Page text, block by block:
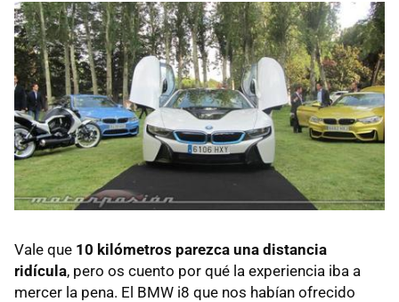
Vale que 10 kilómetros parezca una distancia
ridícula, pero os cuento por qué la experiencia iba a
mercer la pena. El BMW i8 que nos habían ofrecido